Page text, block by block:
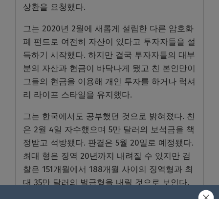
상환을 요청했다.
그는 2020년 2월에 새롭게 설립한 다른 암호화
폐 펀드로 여전히 자산이 있다고 투자자들을 설
득하기 시작했다. 하지만 결국 투자자들의 대부
분의 자산과 현금이 바닥나게 됐고 친 본인만이
그들의 현금을 이용해 개인 투자를 하거나 럭셔
리 라이프 스타일을 유지했다.
그는 한국에서도 공부했던 것으로 밝혀졌다. 친
은 2월 4일 자수했으며 5만 달러의 보석금을 책
정받고 석방됐다. 판결은 5월 20일로 예정됐다.
최대 형은 징역 20년까지 내려질 수 있지만 검
찰은 151개월에서 188개월 사이의 징역형과 최
대 35만 달러의 벌금형을 내릴 것으로 보인다.